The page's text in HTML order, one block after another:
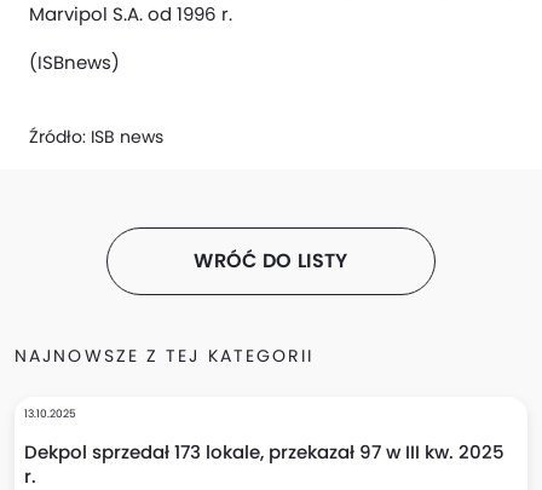
Marvipol S.A. od 1996 r.
(ISBnews)
Źródło: ISB news
WRÓĆ DO LISTY
NAJNOWSZE Z TEJ KATEGORII
13.10.2025
Dekpol sprzedał 173 lokale, przekazał 97 w III kw. 2025
r.